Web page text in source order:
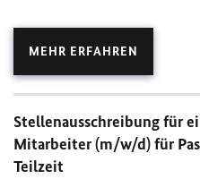
MEHR ERFAHREN
Stellenausschreibung für
Mitarbeiter (m/w/d) für
Teilzeit